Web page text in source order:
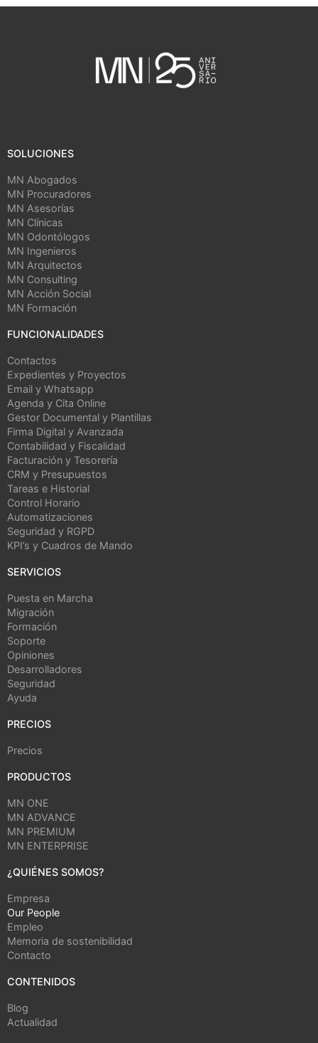
SOLUCIONES
MN Abogados
MN Procuradores
MN Asesorías
MN Clínicas
MN Odontólogos
MN Ingenieros
MN Arquitectos
MN Consulting
MN Acción Social
MN Formación
FUNCIONALIDADES
Contactos
Expedientes y Proyectos
Email y Whatsapp
Agenda y Cita Online
Gestor Documental y Plantillas
Firma Digital y Avanzada
Contabilidad y Fiscalidad
Facturación y Tesorería
CRM y Presupuestos
Tareas e Historial
Control Horario
Automatizaciones
Seguridad y RGPD
KPI’s y Cuadros de Mando
SERVICIOS
Puesta en Marcha
Migración
Formación
Soporte
Opiniones
Desarrolladores
Seguridad
Ayuda
PRECIOS
Precios
PRODUCTOS
MN ONE
MN ADVANCE
MN PREMIUM
MN ENTERPRISE
¿QUIÉNES SOMOS?
Empresa
Our People
Empleo
Memoria de sostenibilidad
Contacto
CONTENIDOS
Blog
Actualidad